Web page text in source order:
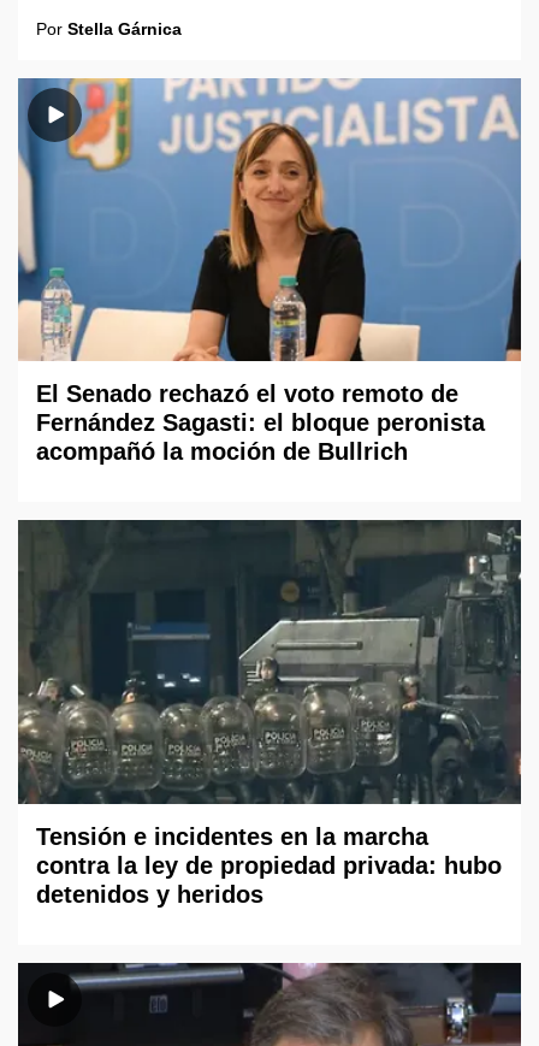
Por Stella Gárnica
El Senado rechazó el voto remoto de
Fernández Sagasti: el bloque peronista
acompañó la moción de Bullrich
Tensión e incidentes en la marcha
contra la ley de propiedad privada: hubo
detenidos y heridos